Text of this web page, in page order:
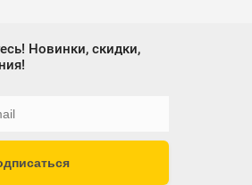
Новинки, скидки,